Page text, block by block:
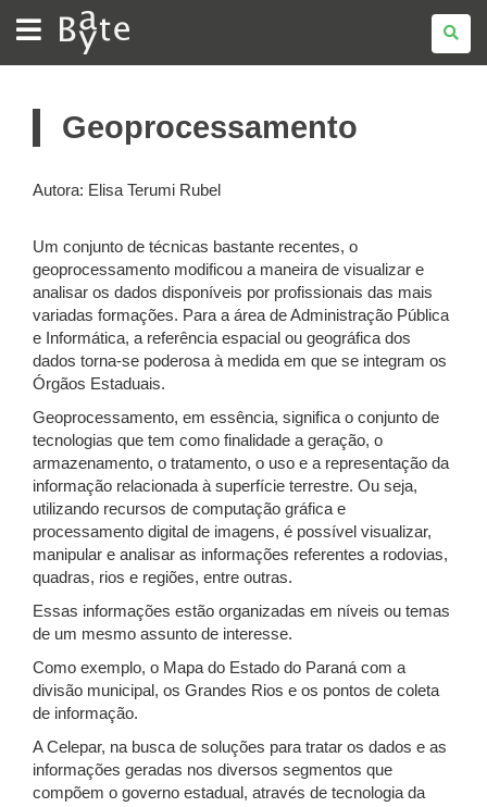
BATE
BYTE
Geoprocessamento
Autora: Elisa Terumi Rubel
Um conjunto de técnicas bastante recentes, o
geoprocessamento modificou a maneira de visualizar e
analisar os dados disponíveis por profissionais das mais
variadas formações. Para a área de Administração Pública
e Informática, a referência espacial ou geográfica dos
dados torna-se poderosa à medida em que se integram os
Órgãos Estaduais.
Geoprocessamento, em essência, significa o conjunto de
tecnologias que tem como finalidade a geração, o
armazenamento, o tratamento, o uso e a representação da
informação relacionada à superfície terrestre. Ou seja,
utilizando recursos de computação gráfica e
processamento digital de imagens, é possível visualizar,
manipular e analisar as informações referentes a rodovias,
quadras, rios e regiões, entre outras.
Essas informações estão organizadas em níveis ou temas
de um mesmo assunto de interesse.
Como exemplo, o Mapa do Estado do Paraná com a
divisão municipal, os Grandes Rios e os pontos de coleta
de informação.
A Celepar, na busca de soluções para tratar os dados e as
informações geradas nos diversos segmentos que
compõem o governo estadual, através de tecnologia da